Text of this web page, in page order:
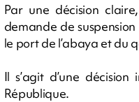
Par une décision
demande de
le port de l’abaya et du
Il s’agit d’une
République.